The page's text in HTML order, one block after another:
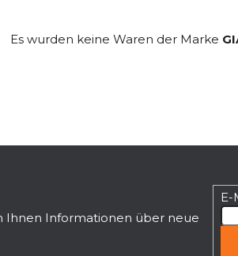
Es wurden keine Waren der Marke
Ihnen Informationen über neue
E-